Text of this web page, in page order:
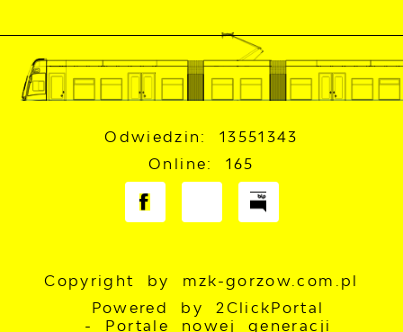
Odwiedzin: 13551343
Online: 165
Copyright by mzk-gorzow.com.pl
Powered by 2ClickPortal
- Portale nowej generacji